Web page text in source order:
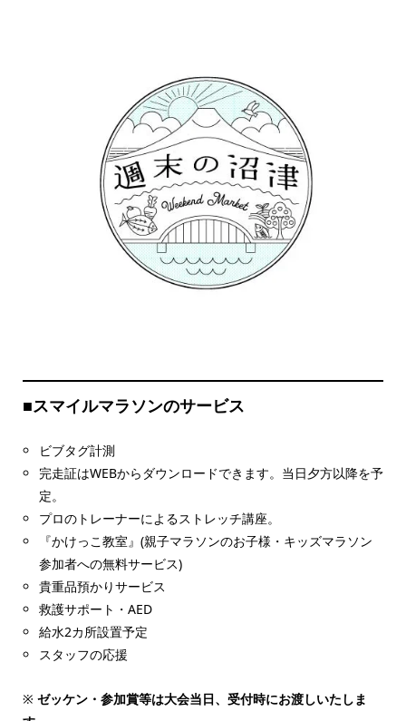
■スマイルマラソンのサービス
ビブタグ計測
完走証はWEBからダウンロードできます。当日夕方以降を予
定。
プロのトレーナーによるストレッチ講座。
『かけっこ教室』(親子マラソンのお子様・キッズマラソン
参加者への無料サービス)
貴重品預かりサービス
救護サポート・AED
給水2カ所設置予定
スタッフの応援
※ ゼッケン・参加賞等は大会当日、受付時にお渡しいたしま